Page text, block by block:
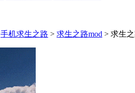
手机求生之路 > 求生之路mod > 求生